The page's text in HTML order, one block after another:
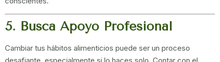
5. Busca Apoyo Profesional
Cambiar tus hábitos alimenticios puede ser un proceso